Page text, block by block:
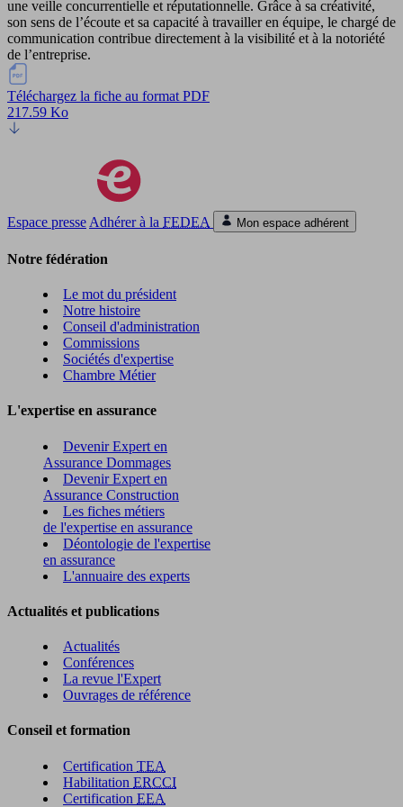
une veille concurrentielle et réputationnelle. Grâce à sa créativité,
son sens de l’écoute et sa capacité à travailler en équipe, le chargé de
communication contribue directement à la visibilité et à la notoriété
de l’entreprise.
Téléchargez la fiche au format PDF
217.59 Ko
Espace presse Adhérer à la FEDEA Mon espace adhérent
Notre fédération
Le mot du président
Notre histoire
Conseil d'administration
Commissions
Sociétés d'expertise
Chambre Métier
L'expertise en assurance
Devenir Expert en
Assurance Dommages
Devenir Expert en
Assurance Construction
Les fiches métiers
de l'expertise en assurance
Déontologie de l'expertise
en assurance
L'annuaire des experts
Actualités et publications
Actualités
Conférences
La revue l'Expert
Ouvrages de référence
Conseil et formation
Certification TEA
Habilitation ERCCI
Certification EEA